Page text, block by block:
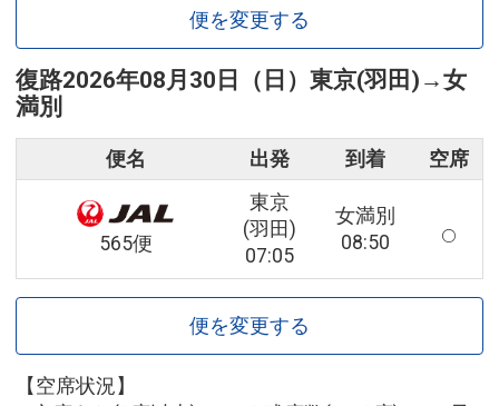
便を変更する
復路2026年08月30日（日） 東京(羽田) →女
満別
便名 出発 到着 空席
565便
東京
(羽田)
07:05
女満別
08:50
便を変更する
【空席状況】